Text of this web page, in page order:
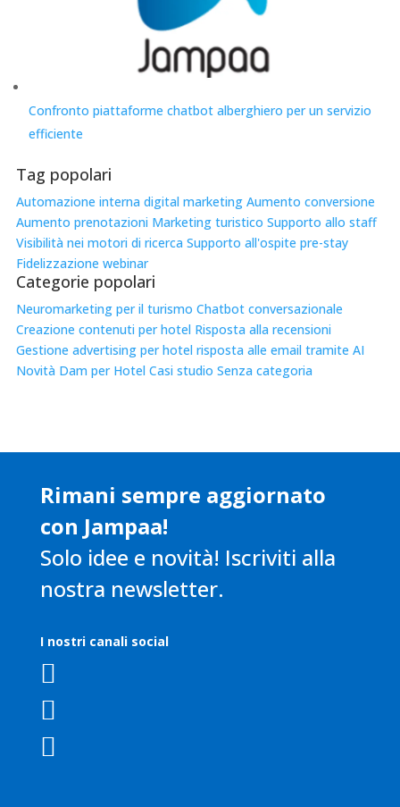
Confronto piattaforme chatbot alberghiero per un servizio
efficiente
Tag popolari
Automazione interna digital marketing Aumento conversione
Aumento prenotazioni Marketing turistico Supporto allo staff
Visibilità nei motori di ricerca Supporto all'ospite pre-stay
Fidelizzazione webinar
Categorie popolari
Neuromarketing per il turismo Chatbot conversazionale
Creazione contenuti per hotel Risposta alla recensioni
Gestione advertising per hotel risposta alle email tramite AI
Novità Dam per Hotel Casi studio Senza categoria
Rimani sempre aggiornato
con Jampaa!
Solo idee e novità! Iscriviti alla
nostra newsletter.
I nostri canali social


